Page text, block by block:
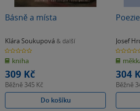
Básně a místa
Klára Soukupová & další
0.0
z
5
hvězdiček
kniha
309 Kč
Běžně 345 Kč
Do košíku
Josef
0.0
z
5
hvězdiček
304
Běžně